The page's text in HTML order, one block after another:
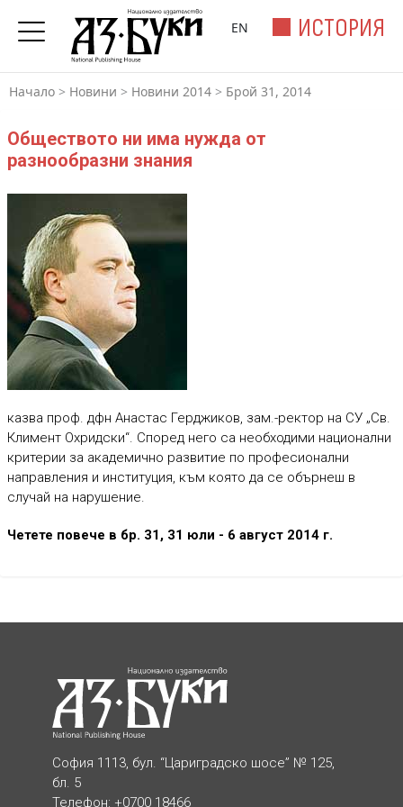
ИСТОРИЯ
EN
Начало > Новини > Новини 2014 > Брой 31, 2014
Обществото ни има нужда от
разнообразни знания
казва проф. дфн Анастас Герджиков, зам.-ректор на СУ „Св.
Климент Охридски“. Според него са необходими национални
критерии за академично развитие по професионални
направления и институция, към която да се обърнеш в
случай на нарушение.
Четете повече в бр. 31, 31 юли - 6 август 2014 г.
София 1113, бул. “Цариградско шосе” № 125,
бл. 5
Телефон: +0700 18466